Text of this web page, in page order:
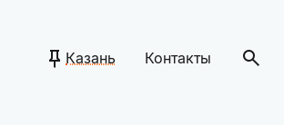
Казань Контакты